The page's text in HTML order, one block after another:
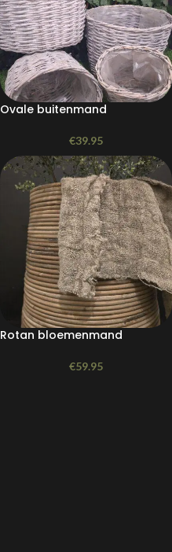
Ovale buitenmand
€39.95
Rotan bloemenmand
€59.95